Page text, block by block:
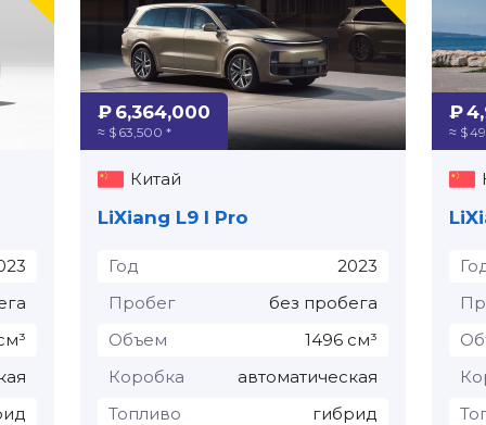
₽ 6,364,000
≈ $ 63,500 *
Китай
LiXiang L9 I Pro
Год
2023
Пробег
без пробега
Объем
1496 см³
Коробка
автоматическая
Топливо
гибрид
₽
≈ $